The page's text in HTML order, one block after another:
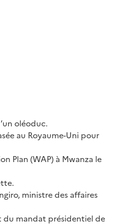
oléoduc.
au Royaume-Uni pour
Plan (WAP) à Mwanza le
ministre des affaires
du mandat présidentiel de